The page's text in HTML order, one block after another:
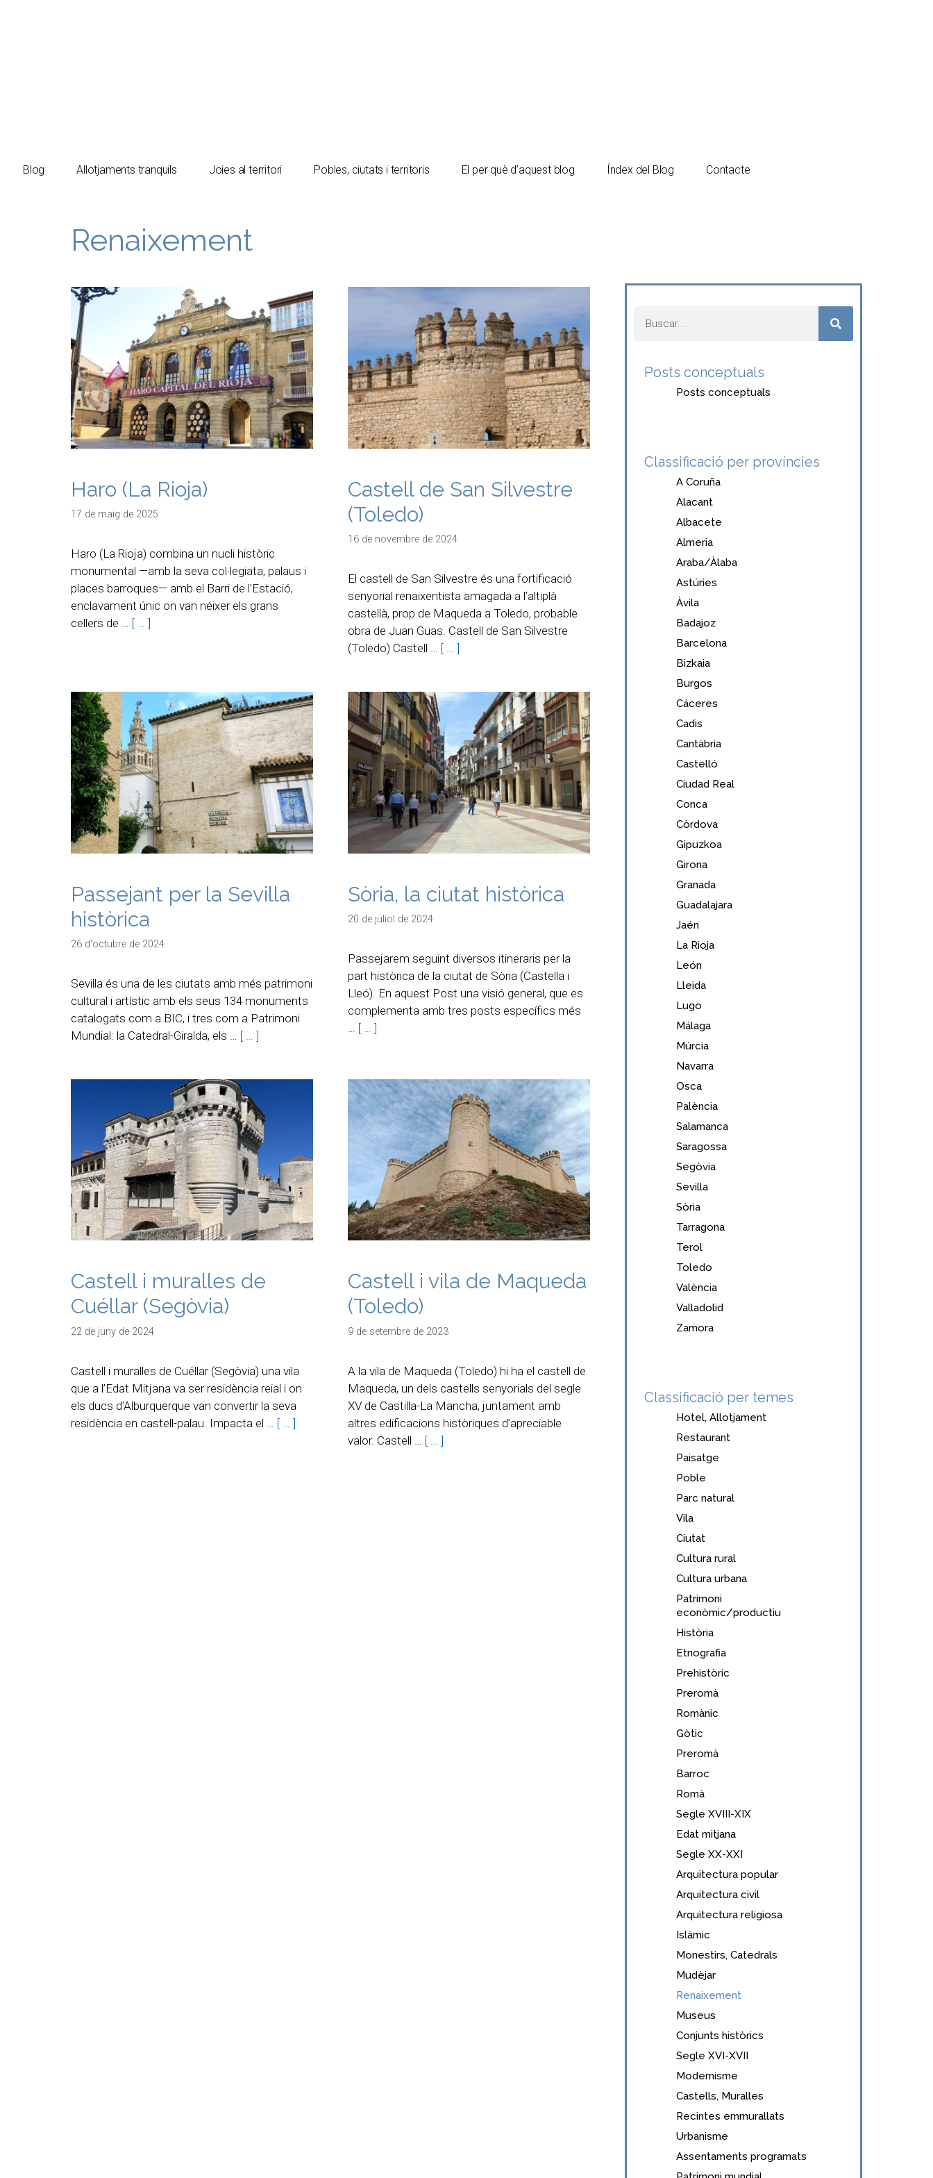
Blog Allotjaments tranquils Joies al territori Pobles, ciutats i territoris El per què d’aquest blog Índex del Blog Contacte
Renaixement
Haro (La Rioja)
17 de maig de 2025
Haro (La Rioja) combina un nucli històric
monumental —amb la seva col·legiata, palaus i
places barroques— amb el Barri de l’Estació,
enclavament únic on van néixer els grans
cellers de … [ … ]
Castell de San Silvestre
(Toledo)
16 de novembre de 2024
El castell de San Silvestre és una fortificació
senyorial renaixentista amagada a l’altiplà
castellà, prop de Maqueda a Toledo, probable
obra de Juan Guas. Castell de San Silvestre
(Toledo) Castell … [ … ]
Passejant per la Sevilla
històrica
26 d'octubre de 2024
Sevilla és una de les ciutats amb més patrimoni
cultural i artístic amb els seus 134 monuments
catalogats com a BIC, i tres com a Patrimoni
Mundial: la Catedral-Giralda, els … [ … ]
Sòria, la ciutat històrica
20 de juliol de 2024
Passejarem seguint diversos itineraris per la
part històrica de la ciutat de Sòria (Castella i
Lleó). En aquest Post una visió general, que es
complementa amb tres posts específics més
[ … ]
Castell i muralles de
Cuéllar (Segòvia)
22 de juny de 2024
Castell i muralles de Cuéllar (Segòvia) una vila
que a l’Edat Mitjana va ser residència reial i on
els ducs d’Alburquerque van convertir la seva
residència en castell-palau. Impacta el … [ … ]
Castell i vila de Maqueda
(Toledo)
9 de setembre de 2023
A la vila de Maqueda (Toledo) hi ha el castell de
Maqueda, un dels castells senyorials del segle
XV de Castilla-La Mancha, juntament amb
altres edificacions històriques d’apreciable
valor. Castell … [ … ]
Posts conceptuals
Posts conceptuals
Classificació per províncies
A Coruña
Alacant
Albacete
Almeria
Araba/Àlaba
Astúries
Àvila
Badajoz
Barcelona
Bizkaia
Burgos
Cáceres
Cadis
Cantàbria
Castelló
Ciudad Real
Conca
Còrdova
Gipuzkoa
Girona
Granada
Guadalajara
Jaén
La Rioja
León
Lleida
Lugo
Málaga
Múrcia
Navarra
Osca
Palència
Salamanca
Saragossa
Segòvia
Sevilla
Sòria
Tarragona
Terol
Toledo
València
Valladolid
Zamora
Classificació per temes
Hotel, Allotjament
Restaurant
Paisatge
Poble
Parc natural
Vila
Ciutat
Cultura rural
Cultura urbana
Patrimoni
econòmic/productiu
Història
Etnografia
Prehistòric
Preromà
Romànic
Gòtic
Preromà
Barroc
Romà
Segle XVIII-XIX
Edat mitjana
Segle XX-XXI
Arquitectura popular
Arquitectura civil
Arquitectura religiosa
Islàmic
Monestirs, Catedrals
Mudèjar
Renaixement
Museus
Conjunts històrics
Segle XVI-XVII
Modernisme
Castells, Muralles
Recintes emmurallats
Urbanisme
Assentaments programats